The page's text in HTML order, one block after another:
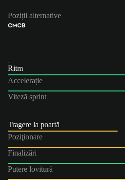
Poziții alternative
CMCB
Ritm
Accelerație
Viteză sprint
Tragere la poartă
Poziţionare
Finalizări
Putere lovitură